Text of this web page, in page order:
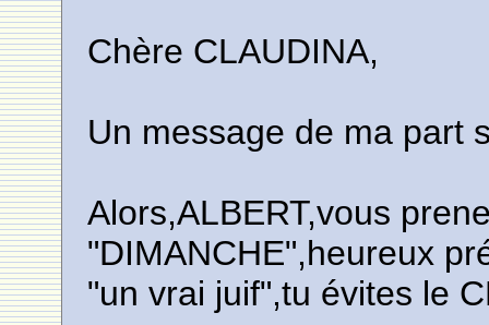
Chère CLAUDINA,
Un message de ma part
Alors,ALBERT,vous
"DIMANCHE",heureux
"un vrai juif",tu évites le